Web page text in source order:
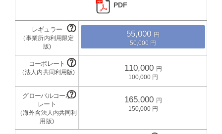
PDF
55,000
50,000
110,000
100,000
165,000
150,000